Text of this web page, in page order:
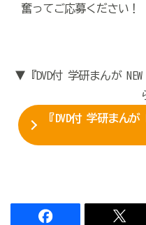
奮ってご応募ください！
▼『DVD付 学研まんが
『DVD付 学研まん